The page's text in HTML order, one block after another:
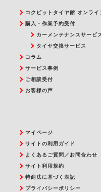
コクピットタイヤ館 オンライ
購入・作業予約受付
カーメンテナンスサービ
タイヤ交換サービス
コラム
サービス事例
ご相談受付
お客様の声
マイページ
サイトの利用ガイド
よくあるご質問／お問合わせ
サイト利用規約
特商法に基づく表記
プライバシーポリシー